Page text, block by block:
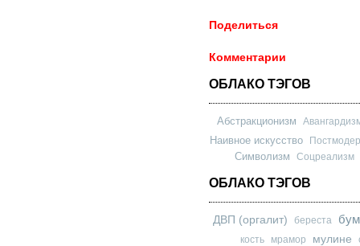
Поделиться
Комментарии
ОБЛАКО ТЭГОВ
Абстракционизм
Наивное искусство
Символизм Соцреализм
ОБЛАКО ТЭГОВ
ДВП (оргалит) береста
кость мрамор мулине